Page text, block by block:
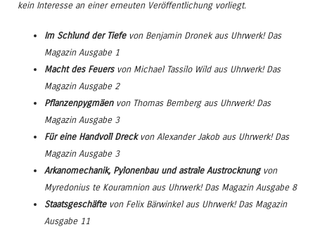
kein Interesse an einer erneuten Veröffentlichung vorliegt.
Im Schlund der Tiefevon Benjamin Dronekaus Uhrwerk! Das
Magazin Ausgabe 1
Macht des Feuersvon Michael Tassilo Wildaus Uhrwerk! Das
Magazin Ausgabe 2
Pflanzenpygmäen von Thomas Bembergaus Uhrwerk! Das
Magazin Ausgabe 3
Für eine Handvoll Dreckvon Alexander Jakob aus Uhrwerk! Das
Magazin Ausgabe 3
Arkanomechanik, Pylonenbau und astrale Austrocknungvon
Myredonius te Kouramnionaus Uhrwerk! Das Magazin Ausgabe 8
Staatsgeschäfte von Felix Bärwinkelaus Uhrwerk! Das Magazin
Ausgabe 11